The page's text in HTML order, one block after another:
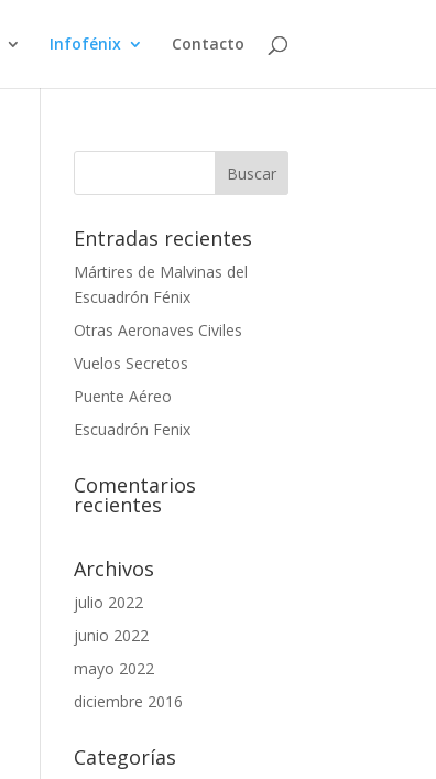
Infofénix Contacto
Entradas recientes
Mártires de Malvinas del
Escuadrón Fénix
Otras Aeronaves Civiles
Vuelos Secretos
Puente Aéreo
Escuadrón Fenix
Comentarios
recientes
Archivos
julio 2022
junio 2022
mayo 2022
diciembre 2016
Categorías